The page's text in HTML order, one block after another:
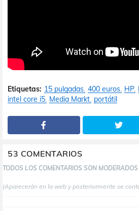
Etiquetas: 15 pulgadas 400 euros HP
intel core i5 Media Markt portátil
53 COMENTARIOS
TODOS LOS COMENTARIOS SON MODERADOS
(Aparecerán en la web y posteriormente se